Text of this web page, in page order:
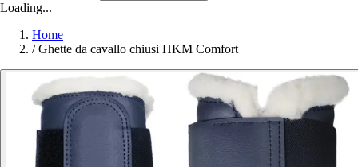
Loading...
Home
/ Ghette da cavallo chiusi HKM Comfort